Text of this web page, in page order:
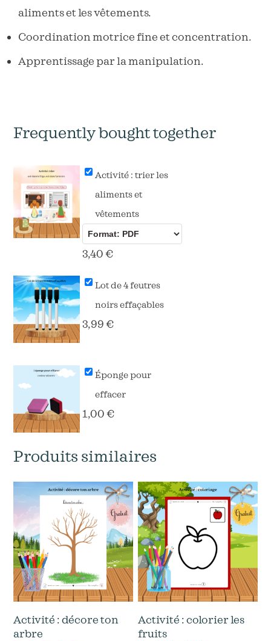
aliments et les vêtements.
Coordination motrice fine et concentration.
Apprentissage par la manipulation.
Frequently bought together
Activité : trier les
aliments et
vêtements
3,40€
Lot de 4 feutres
noirs effaçables
3,99€
Éponge pour
effacer
1,00€
Produits similaires
Activité : décore ton
arbre
Activité : colorier les
fruits